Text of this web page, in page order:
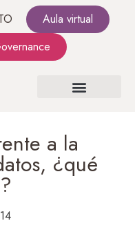
Aula virtual
a la
¿qué